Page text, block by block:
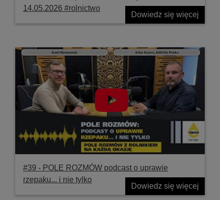
14.05.2026 #rolnictwo
Dowiedz się więcej
#39 ‐ POLE ROZMÓW podcast o uprawie
rzepaku... i nie tylko
Dowiedz się więcej